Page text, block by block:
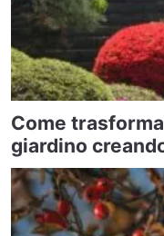
Come
giardino